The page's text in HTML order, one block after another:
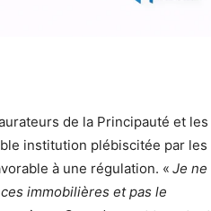
de la Principauté et les
institution plébiscitée par les
à une régulation. « Je ne
immobilières et pas le